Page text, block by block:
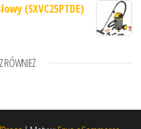
(SXVC25PTDE)
RÓWNIEŻ